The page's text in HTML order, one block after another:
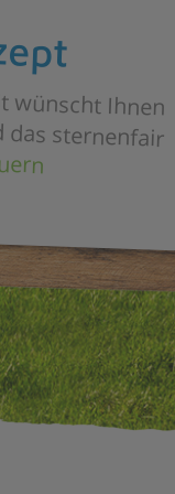
wünscht Ihnen
das sternenfair